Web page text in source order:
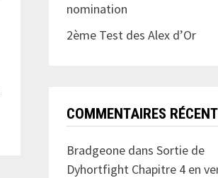
nomination
2ème Test des Alex d’Or
COMMENTAIRES
Bradgeonedans Sortie de
Dyhortfight Chapitre 4 en